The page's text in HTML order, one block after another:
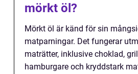
mörkt öl?
Mörkt öl är känd för sin
matparningar. Det fungerar
maträtter, inklusive choklad,
hamburgare och kryddstark